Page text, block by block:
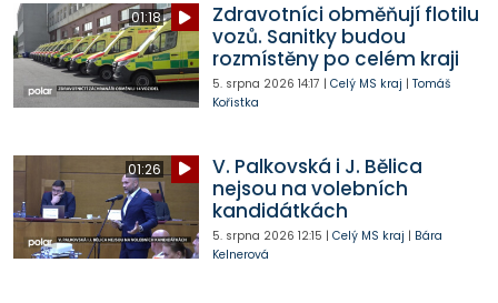
01:18
Zdravotníci obměňují flotilu
vozů. Sanitky budou
rozmístěny po celém kraji
5. srpna 2026 14:17 | Celý MS kraj | Tomáš
Kořistka
01:26
V. Palkovská i J. Bělica
nejsou na volebních
kandidátkách
5. srpna 2026 12:15 | Celý MS kraj | Bára
Kelnerová